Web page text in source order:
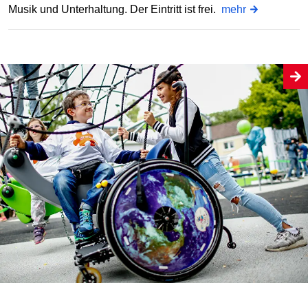
Musik und Unterhaltung. Der Eintritt ist frei. mehr